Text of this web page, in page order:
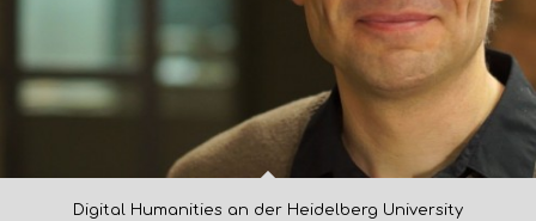
Digital Humanities an der Heidelberg University